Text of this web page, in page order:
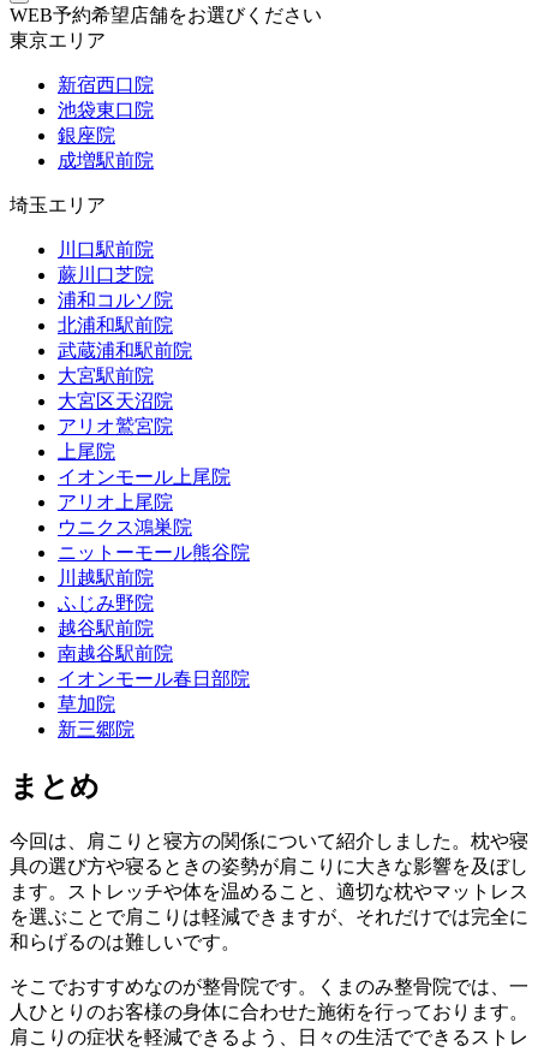
WEB予約希望店舗をお選びください
東京エリア
新宿西口院
池袋東口院
銀座院
成増駅前院
埼玉エリア
川口駅前院
蕨川口芝院
浦和コルソ院
北浦和駅前院
武蔵浦和駅前院
大宮駅前院
大宮区天沼院
アリオ鷲宮院
上尾院
イオンモール上尾院
アリオ上尾院
ウニクス鴻巣院
ニットーモール熊谷院
川越駅前院
ふじみ野院
越谷駅前院
南越谷駅前院
イオンモール春日部院
草加院
新三郷院
まとめ
今回は、肩こりと寝方の関係について紹介しました。枕や寝
具の選び方や寝るときの姿勢が肩こりに大きな影響を及ぼし
ます。ストレッチや体を温めること、適切な枕やマットレス
を選ぶことで肩こりは軽減できますが、それだけでは完全に
和らげるのは難しいです。
そこでおすすめなのが整骨院です。くまのみ整骨院では、一
人ひとりのお客様の身体に合わせた施術を行っております。
肩こりの症状を軽減できるよう、日々の生活でできるストレ